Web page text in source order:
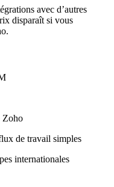
avec d’autres
disparaît si vous
Zoho
de travail simples
internationales